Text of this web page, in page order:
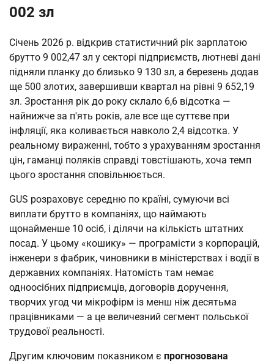
002 зл
Січень 2026 р. відкрив статистичний рік зарплатою
брутто 9 002,47 зл у секторі підприємств, лютневі дані
підняли планку до близько 9 130 зл, а березень додав
ще 500 злотих, завершивши квартал на рівні 9 652,19
зл. Зростання рік до року склало 6,6 відсотка —
найнижче за п'ять років, але все ще суттєве при
інфляції, яка коливається навколо 2,4 відсотка. У
реальному вираженні, тобто з урахуванням зростання
цін, гаманці поляків справді товстішають, хоча темп
цього зростання сповільнюється.
GUS розраховує середню по країні, сумуючи всі
виплати брутто в компаніях, що наймають
щонайменше 10 осіб, і ділячи на кількість штатних
посад. У цьому «кошику» — програмісти з корпорацій,
інженери з фабрик, чиновники в міністерствах і водії в
державних компаніях. Натомість там немає
одноосібних підприємців, договорів доручення,
творчих угод чи мікрофірм із менш ніж десятьма
працівниками — а це величезний сегмент польської
трудової реальності.
Другим ключовим показником є прогнозована